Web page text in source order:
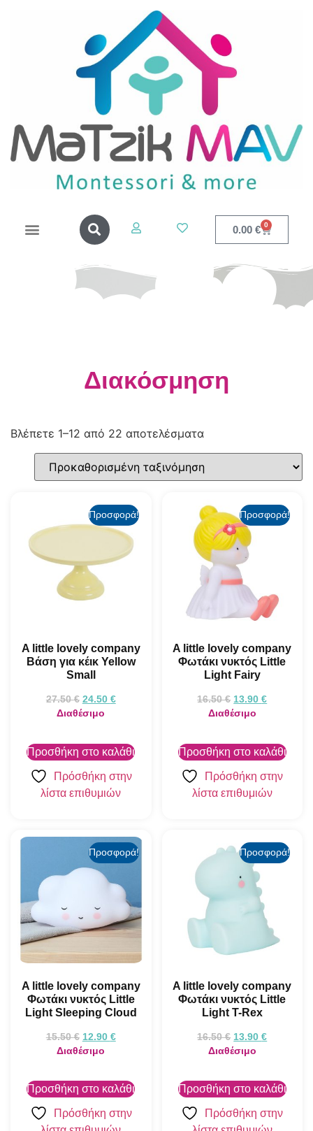
0.00 € 0
Διακόσμηση
Βλέπετε 1–12 από 22 αποτελέσματα
Προσφορά!
A little lovely company
Βάση για κέικ Yellow
Small
27.50€ 24.50 €
Διαθέσιμο
Προσθήκη στο καλάθι
Πρόσθήκη στην
λίστα επιθυμιών
Προσφορά!
A little lovely company
Φωτάκι νυκτός Little
Light Fairy
16.50€ 13.90€
Διαθέσιμο
Προσθήκη στο καλάθι
Πρόσθήκη στην
λίστα επιθυμιών
Προσφορά!
A little lovely company
Φωτάκι νυκτός Little
Light Sleeping Cloud
15.50€ 12.90 €
Διαθέσιμο
Προσθήκη στο καλάθι
Πρόσθήκη στην
Προσφορά!
A little lovely company
Φωτάκι νυκτός Little
Light T-Rex
16.50€ 13.90€
Διαθέσιμο
Προσθήκη στο καλάθι
Πρόσθήκη στην